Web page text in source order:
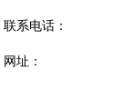
联系电话：
网址：